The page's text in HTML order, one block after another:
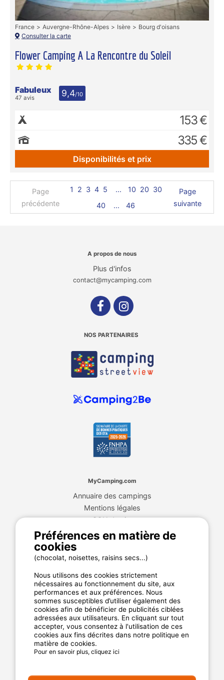
Flower Camping A La Rencontre du Soleil
France Auvergne-Rhône-Alpes Isère
Bourg d'oisans
Consulter la carte
Fabuleux
47 avis 9,4/10
153 €
335 €
Disponibilités et prix
Page
précédente
1 2 3 4 5 ... 10 20 30
40
... 46
Page
suivante
A propos de nous
Plus d'infos
contact@mycamping.com
NOS PARTENAIRES
MyCamping.com
Annuaire des campings
Mentions légales
CGU du site
Plan de site
Charte de confidentialité
La garantie MyCamping.com
Un paiement 100% sécurisé
Un service client disponible et dédié
Les meilleurs établissements référencés
Des avis clients authentiques
Préférences en matière de
cookies
(chocolat, noisettes, raisins secs...)
Nous utilisons des cookies strictement
nécessaires au fonctionnement du site, aux
performances et aux préférences. Nous
sommes susceptibles d’utiliser également des
cookies afin de bénéficier de publicités ciblées
adressées aux utilisateurs. En cliquant sur tout
accepter, vous consentez à l'utilisation de ces
cookies aux fins décrites dans notre politique en
matière de cookies.
Pour en savoir plus, cliquez ici